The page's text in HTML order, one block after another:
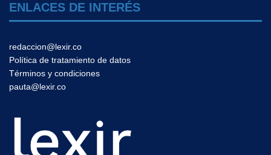
ENLACES DE INTERÉS
redaccion@lexir.co
Política de tratamiento de datos
Términos y condiciones
pauta@lexir.co